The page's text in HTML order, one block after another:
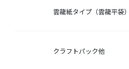
雲龍紙タイプ（雲龍平袋）
クラフトパック他